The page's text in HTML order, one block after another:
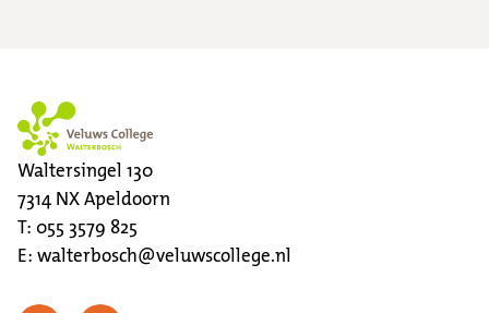
Waltersingel 130
7314 NXApeldoorn
T: 055 3579 825
E: walterbosch@veluwscollege.nl